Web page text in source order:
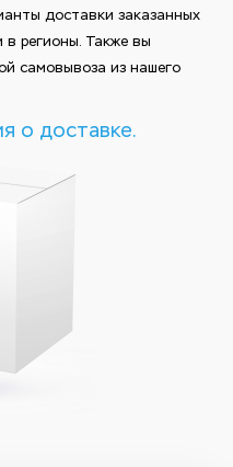
доставки заказанных
регионы. Также вы
самовывоза из нашего
о доставке.